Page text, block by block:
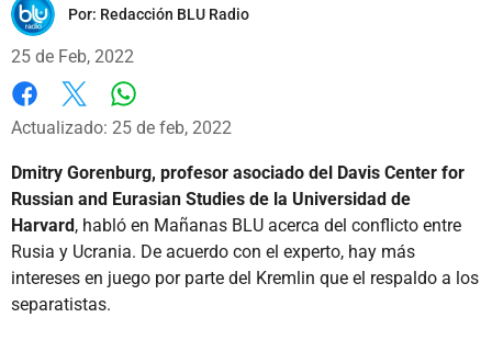
Por: Redacción BLU Radio
25 de Feb, 2022
Facebook
X
Actualizado: 25 de feb, 2022
Dmitry Gorenburg, profesor asociado del Davis Center for
Russian and Eurasian Studies de la Universidad de
Harvard, habló en Mañanas BLU acerca del conflicto entre
Rusia y Ucrania. De acuerdo con el experto, hay más
intereses en juego por parte del Kremlin que el respaldo a los
separatistas.